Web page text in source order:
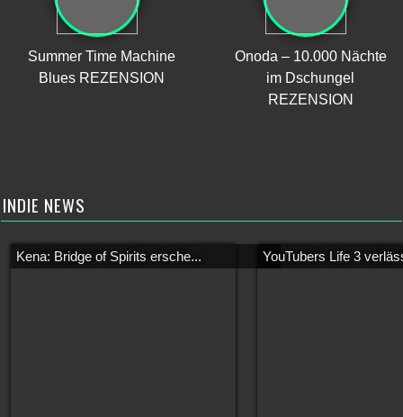
Summer Time Machine
Blues REZENSION
Onoda – 10.000 Nächte
im Dschungel
REZENSION
INDIE NEWS
Kena: Bridge of Spirits ersche... YouTubers Life 3